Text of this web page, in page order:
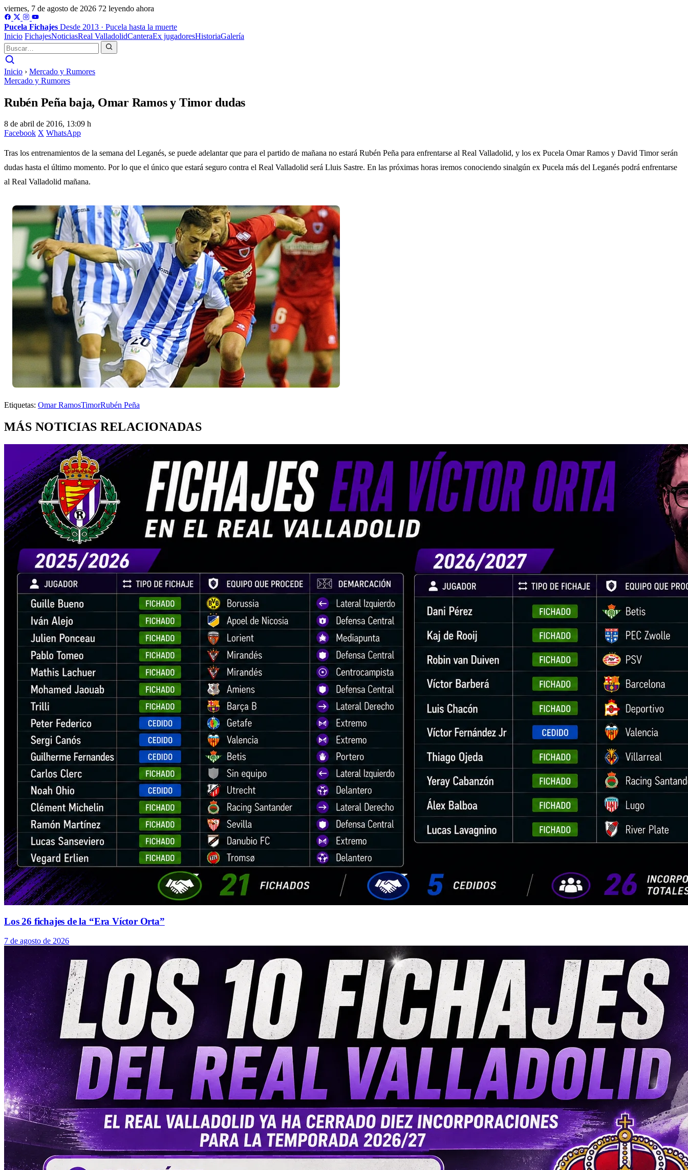
viernes, 7 de agosto de 2026 72 leyendo ahora
Pucela Fichajes Desde 2013 · Pucela hasta la muerte
Inicio FichajesNoticiasReal ValladolidCanteraEx jugadoresHistoriaGalería
Inicio › Mercado y Rumores
Mercado y Rumores
Rubén Peña baja, Omar Ramos y Timor dudas
8 de abril de 2016, 13:09 h
Facebook X WhatsApp
Tras los entrenamientos de la semana del Leganés, se puede adelantar que para el partido de mañana no estará Rubén Peña para enfrentarse al Real Valladolid, y los ex Pucela Omar Ramos y David Timor serán
dudas hasta el último momento. Por lo que el único que estará seguro contra el Real Valladolid será Lluis Sastre. En las próximas horas iremos conociendo sinalgún ex Pucela más del Leganés podrá enfrentarse
al Real Valladolid mañana.
Etiquetas: Omar RamosTimorRubén Peña
MÁS NOTICIAS RELACIONADAS
Los 26 fichajes de la “Era Víctor Orta”
7 de agosto de 2026